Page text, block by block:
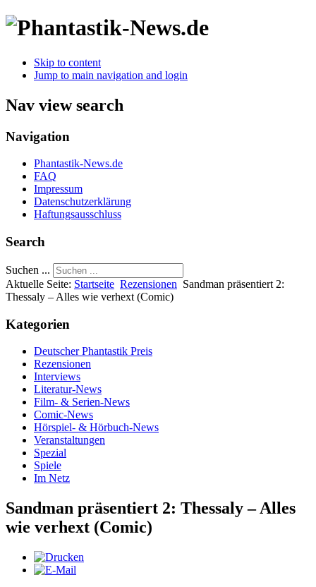
Skip to content
Jump to main navigation and login
Nav view search
Navigation
Phantastik-News.de
FAQ
Impressum
Datenschutzerklärung
Haftungsausschluss
Search
Suchen ...
Aktuelle Seite: Startseite Rezensionen Sandman präsentiert 2:
Thessaly – Alles wie verhext (Comic)
Kategorien
Deutscher Phantastik Preis
Rezensionen
Interviews
Literatur-News
Film- & Serien-News
Comic-News
Hörspiel- & Hörbuch-News
Veranstaltungen
Spezial
Spiele
Im Netz
Sandman präsentiert 2: Thessaly – Alles
wie verhext (Comic)